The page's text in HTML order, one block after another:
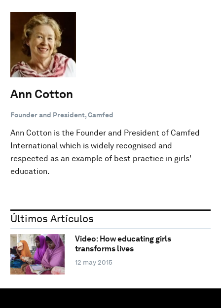
Ann Cotton
Founder and President, Camfed
Ann Cotton is the Founder and President of Camfed
International which is widely recognised and
respected as an example of best practice in girls'
education.
Últimos Artículos
Video: How educating girls
transforms lives
12 may 2015